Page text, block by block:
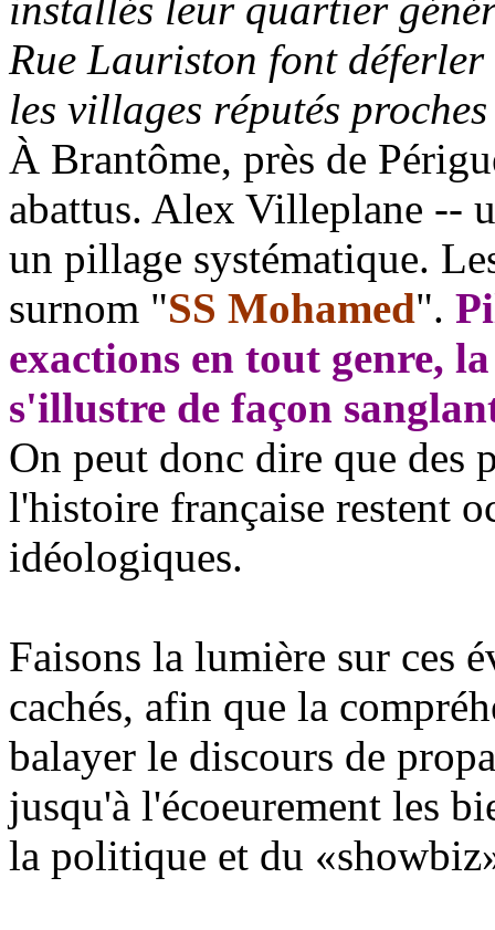
Rue Lauriston font déferler
les villages réputés
À Brantôme, près de
abattus. Alex Villeplane --
un pillage systématique.
surnom "SS Mohamed".
exactions en tout genre,
s'illustre de façon
On peut donc dire que des
l'histoire française restent
idéologiques.
Faisons la lumière sur ces
cachés, afin que la
balayer le discours de
jusqu'à l'écoeurement les
la politique et du